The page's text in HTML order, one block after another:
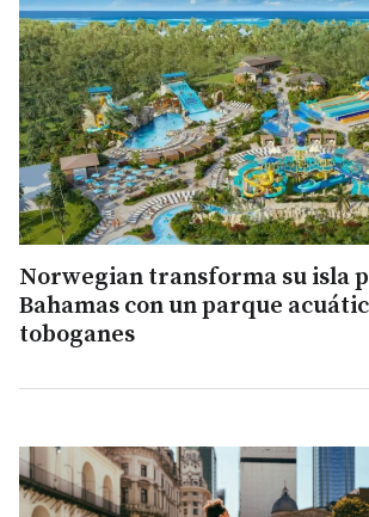
Norwegian transforma su isla
Bahamas con un parque
toboganes